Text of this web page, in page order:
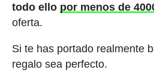
todo ello por menos de
oferta.
Si te has portado realmente
regalo sea perfecto.